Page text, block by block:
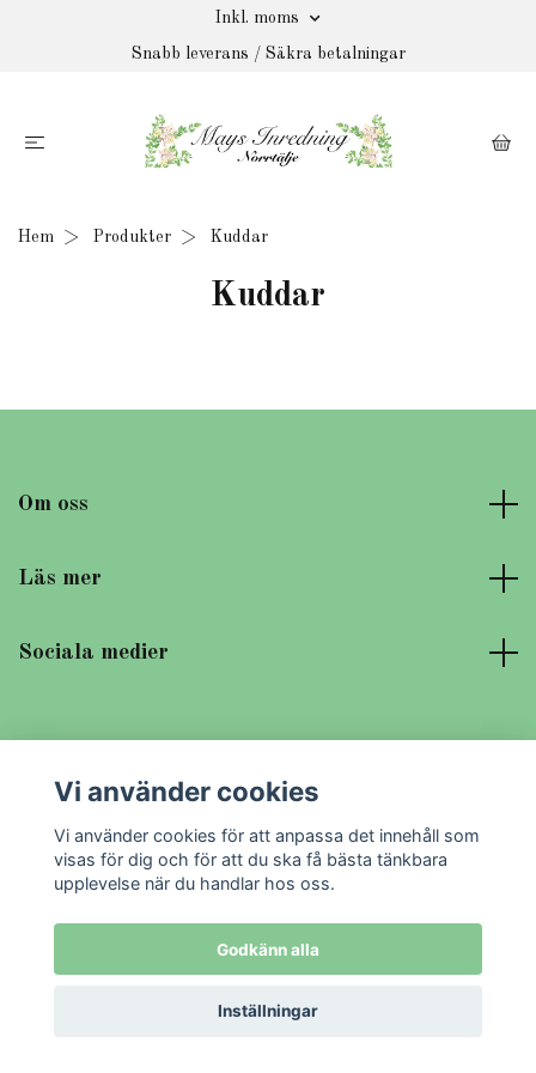
Inkl. moms
Snabb leverans / Säkra betalningar
Hem Produkter Kuddar
Kuddar
Om oss
Läs mer
Sociala medier
Vi använder cookies
Vi använder cookies för att anpassa det innehåll som
visas för dig och för att du ska få bästa tänkbara
upplevelse när du handlar hos oss.
Godkänn alla
Inställningar